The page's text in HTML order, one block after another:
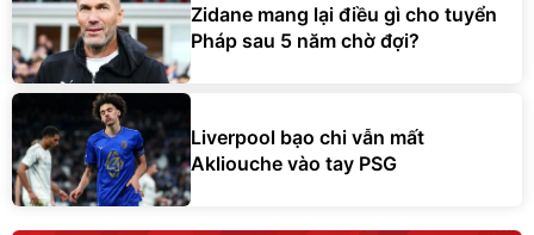
Zidane mang lại điều gì cho tuyển
Pháp sau 5 năm chờ đợi?
Liverpool bạo chi vẫn mất
Akliouche vào tay PSG